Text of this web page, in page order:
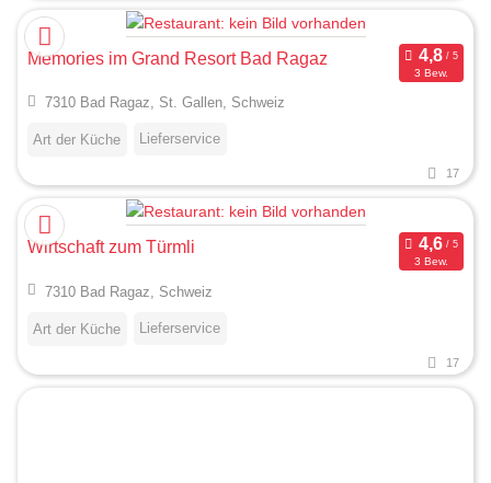
Memories im Grand Resort Bad Ragaz
3 Bew.
7310 Bad Ragaz, St. Gallen, Schweiz
Art der Küche Lieferservice
17
Wirtschaft zum Türmli
3 Bew.
7310 Bad Ragaz, Schweiz
Art der Küche Lieferservice
17